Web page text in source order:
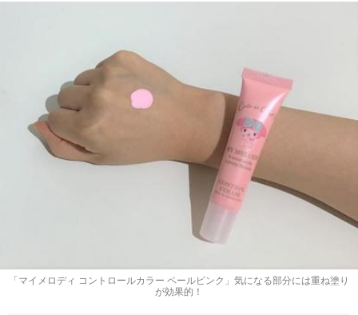
「マイメロディ コントロールカラー ペールピンク」気になる部分には重ね塗り
が効果的！